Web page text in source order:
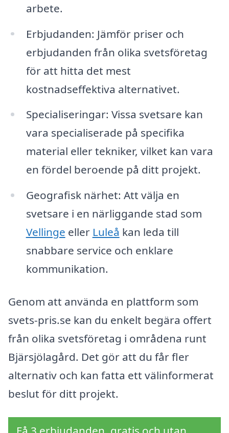
arbete.
Erbjudanden: Jämför priser och
erbjudanden från olika svetsföretag
för att hitta det mest
kostnadseffektiva alternativet.
Specialiseringar: Vissa svetsare kan
vara specialiserade på specifika
material eller tekniker, vilket kan vara
en fördel beroende på ditt projekt.
Geografisk närhet: Att välja en
svetsare i en närliggande stad som
Vellinge eller Luleå kan leda till
snabbare service och enklare
kommunikation.
Genom att använda en plattform som
svets-pris.se kan du enkelt begära offert
från olika svetsföretag i områdena runt
Bjärsjölagård. Det gör att du får fler
alternativ och kan fatta ett välinformerat
beslut för ditt projekt.